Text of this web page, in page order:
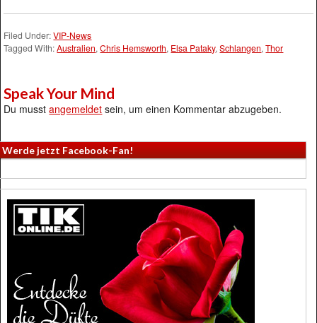
Filed Under:VIP-News
Tagged With:Australien,Chris Hemsworth, Elsa Pataky,Schlangen,Thor
Speak Your Mind
Du musstangemeldet sein, um einen Kommentar abzugeben.
Werde jetzt Facebook-Fan!